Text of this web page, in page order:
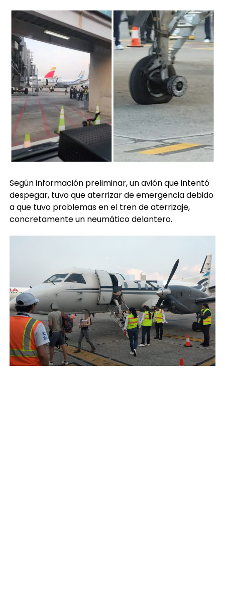
Según información preliminar, un avión que intentó
despegar, tuvo que aterrizar de emergencia debido
a que tuvo problemas en el tren de aterrizaje,
concretamente un neumático delantero.